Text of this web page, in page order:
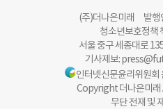
(주)더나은미래 발행
청소년보호정책
서울 중구 세종대로
기사제보:
인터넷신문윤리위원회
Copyright 더나은미
무단 전재 및